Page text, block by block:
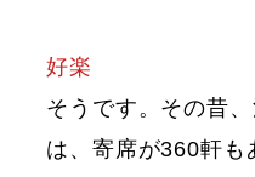
好楽
そうです。その昔
は、寄席が360軒も